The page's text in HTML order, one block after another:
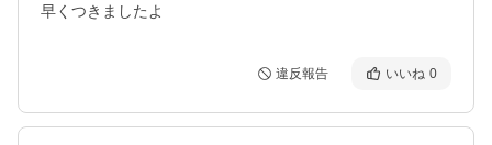
早くつきましたよ
違反報告 いいね 0